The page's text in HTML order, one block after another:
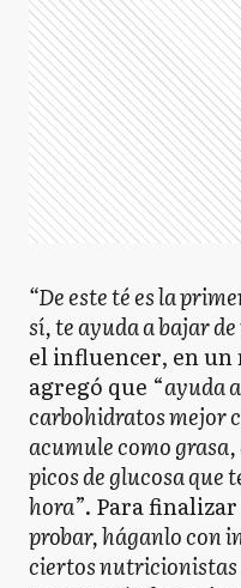
“De este té es la
sí, te ayuda a bajar de
el influencer, en
agregó que “ayuda
carbohidratos mejor
acumule como grasa,
picos de glucosa que
hora”. Para
probar, háganlo con
ciertos nutricionistas